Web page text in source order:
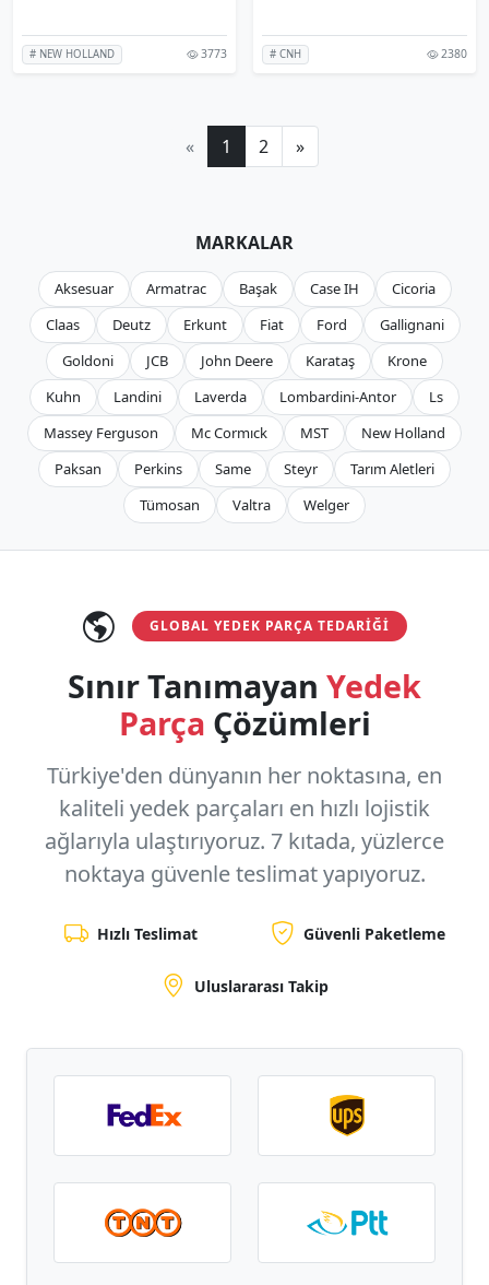
# NEW HOLLAND 3773 # CNH 2380
« 1 2 »
MARKALAR
Aksesuar Armatrac Başak Case IH
Cicoria
Claas
Deutz Erkunt Fiat Ford
Gallignani
Goldoni
JCB John Deere Karataş
Krone
Kuhn
Landini Laverda Lombardini-Antor
Ls
Massey Ferguson
Mc Cormıck MST
New Holland
Paksan
Perkins Same Steyr
Tarım Aletleri
Tümosan
Valtra Welger
GLOBAL YEDEK PARÇA TEDARIĞI
Sınır Tanımayan Yedek
Parça Çözümleri
Türkiye'den dünyanın her noktasına, en
kaliteli yedek parçaları en hızlı lojistik
ağlarıyla ulaştırıyoruz. 7 kıtada, yüzlerce
noktaya güvenle teslimat yapıyoruz.
Hızlı Teslimat Güvenli Paketleme
Uluslararası Takip